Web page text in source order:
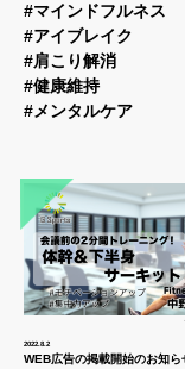
#マインドフルネス
#アイブレイク
#肩こり解消
#健康維持
#メンタルケア
2022.8.2
WEB広告の掲載開始のお知ら